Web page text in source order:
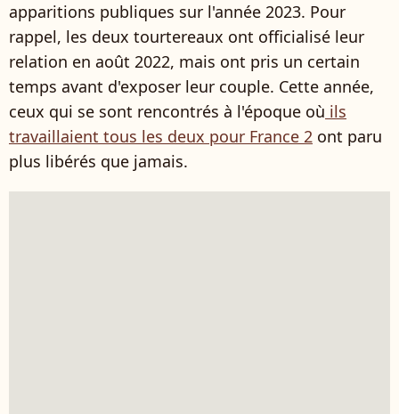
apparitions publiques sur l'année 2023. Pour
rappel, les deux tourtereaux ont officialisé leur
relation en août 2022, mais ont pris un certain
temps avant d'exposer leur couple. Cette année,
ceux qui se sont rencontrés à l'époque où ils
travaillaient tous les deux pour France 2 ont paru
plus libérés que jamais.